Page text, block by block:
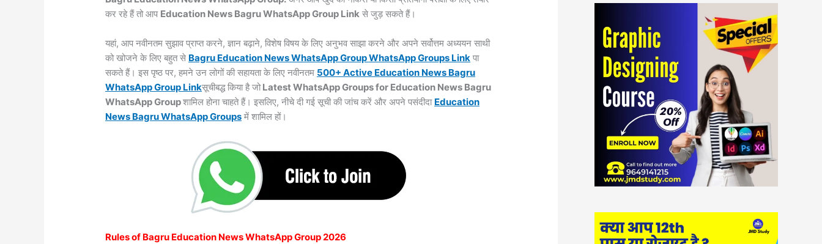
कर रहे हैं तो आप Education News Bagru WhatsApp Group Link से जुड़ सकते हैं।
यहां, आप नवीनतम सुझाव प्राप्त करने, ज्ञान बढ़ाने, विशेष विषय के लिए अनुभव साझा करने और अपने सर्वोत्तम अध्ययन साथी
को खोजने के लिए बहुत से Bagru Education News WhatsApp Group WhatsApp Groups Link पा
सकते हैं। इस पृष्ठ पर, हमने उन लोगों की सहायता के लिए नवीनतम 500+ Active Education News Bagru
WhatsApp Group Linkसूचीबद्ध किया है जोLatest WhatsApp Groups for Education News Bagru
WhatsApp Groupशामिल होना चाहते हैं। इसलिए, नीचे दी गई सूची की जांच करें और अपने पसंदीदा Education
News Bagru WhatsAppGroups में शामिल हों।
Rules of Bagru Education News WhatsApp Group 2026